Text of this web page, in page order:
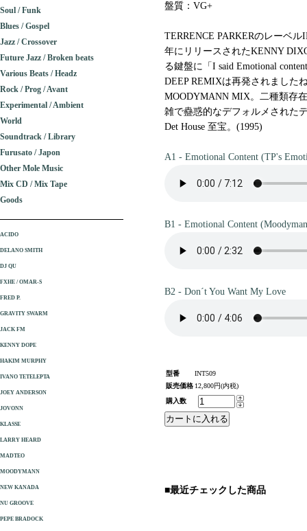
盤質：VG+
TERRENCE PARKERのレーベ
年にリリースされたKENNY
る鍵盤に「I said Emotional
DEEP REMIXは再発されました
MOODYMANN MIX。二種類存
雑で蠱惑的なデフォルメされた
Det House 至宝。(1995)
A1 - Emotional Content (TP's
B1 - Emotional Content
B2 - Don´t You Want My Love
型番
INT509
販売価格 12,800円(内税)
購入数
■最近チェックした商品
Soul / Funk
Blues / Gospel
Jazz / Crossover
Future Jazz / Broken beats
Various Beats / Headz
Rock / Prog / Avant
Experimental / Ambient
World
Soundtrack / Library
Furusato / Japon
Other Mole Music
Mix CD / Mix Tape
Goods
ACIDO
DELANO SMITH
DJ QU
FXHE / OMAR-S
FRED P.
GRAVITY SWARM
JACK FM
KENNY DOPE
HAKIM MURPHY
IVANO TETELEPTA
JOEY ANDERSON
JOVONN
KLASSE
LARRY HEARD
MADTEO
MOODYMANN
NEW KANADA
NU GROOVE
PEPE BRADOCK